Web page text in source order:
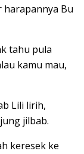
harapannya Bu
tahu pula
kamu mau,
Lili lirih,
jilbab.
keresek ke